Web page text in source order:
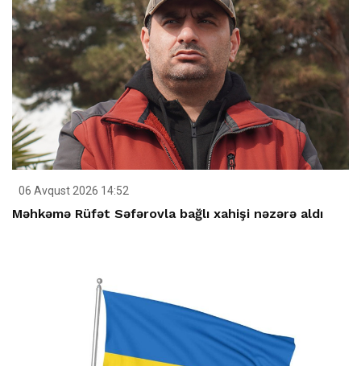
06 Avqust 2026 14:52
Məhkəmə Rüfət Səfərovla bağlı xahişi nəzərə aldı